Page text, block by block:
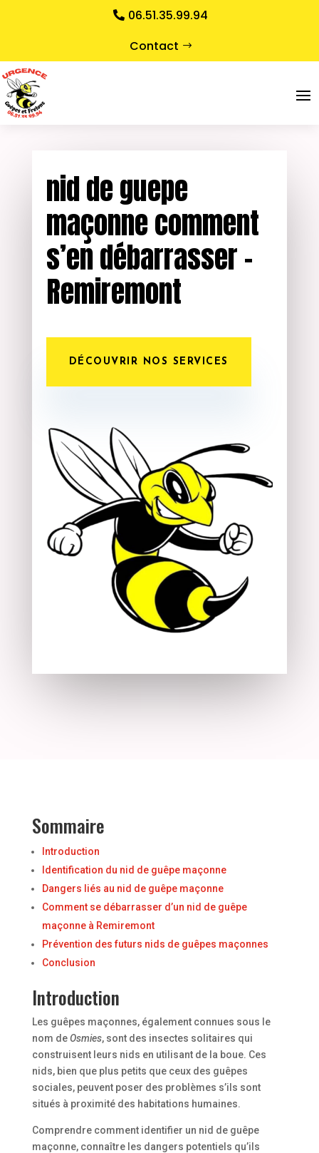
06.51.35.99.94
Contact
nid de guepe
maçonne comment
s’en débarrasser –
Remiremont
DÉCOUVRIR NOS SERVICES
Sommaire
Introduction
Identification du nid de guêpe maçonne
Dangers liés au nid de guêpe maçonne
Comment se débarrasser d’un nid de guêpe
maçonne à Remiremont
Prévention des futurs nids de guêpes maçonnes
Conclusion
Introduction
Les guêpes maçonnes, également connues sous le
nom deOsmies, sont des insectes solitaires qui
construisent leurs nids en utilisant de la boue. Ces
nids, bien que plus petits que ceux des guêpes
sociales, peuvent poser des problèmes s’ils sont
situés à proximité des habitations humaines.
Comprendre comment identifier un nid de guêpe
maçonne, connaître les dangers potentiels qu’ils